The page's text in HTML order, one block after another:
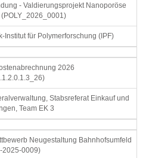
- Valdierungsprojekt Nanoporöse
Institut für Polymerforschung (IPF)
2026
Stabsreferat Einkauf und
Team EK 3
Neugestaltung Bahnhofsumfeld
2025-0009)